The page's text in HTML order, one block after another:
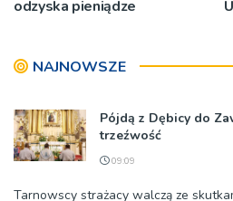
odzyska pieniądze
NAJNOWSZE
Pójdą z Dębicy do
trzeźwość
09:09
Tarnowscy strażacy walczą ze